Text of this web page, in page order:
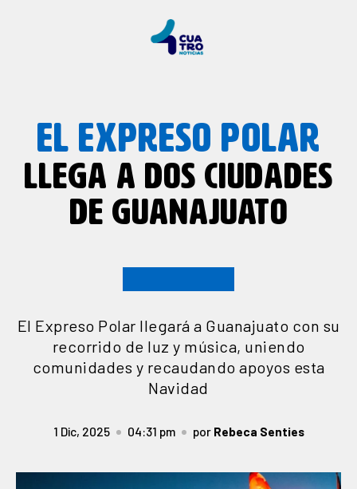
EL EXPRESO POLAR
LLEGA A DOS CIUDADES
DE GUANAJUATO
El Expreso Polar llegará a Guanajuato con su
recorrido de luz y música, uniendo
comunidades y recaudando apoyos esta
Navidad
1 Dic, 2025 04:31 pm por Rebeca Senties